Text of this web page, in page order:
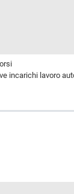
incarichi lavoro